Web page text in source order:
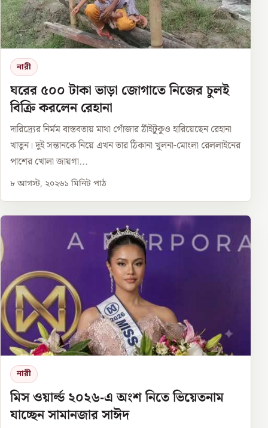
নারী
ঘরের ৫০০ টাকা ভাড়া জোগাতে নিজের চুলই
বিক্রি করলেন রেহানা
দারিদ্র্যের নির্মম বাস্তবতায় মাথা গোঁজার ঠাঁইটুকুও হারিয়েছেন রেহানা
খাতুন। দুই সন্তানকে নিয়ে এখন তার ঠিকানা খুলনা-মোংলা রেললাইনের
পাশের খোলা জায়গা...
৮ আগস্ট, ২০২৬১ মিনিট পাঠ
নারী
মিস ওয়ার্ল্ড ২০২৬-এ অংশ নিতে ভিয়েতনাম
যাচ্ছেন সামানজার সাঈদ